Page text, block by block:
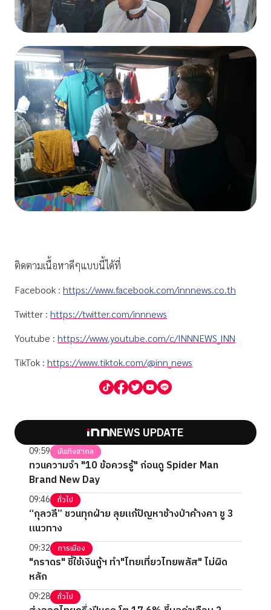
ติดตามเนื้อหาดีๆแบบนี้ได้ที่
Facebook : https://www.facebook.com/innnews.co.th
Twitter : https://twitter.com/innnews
Youtube : https://www.youtube.com/c/INNNEWS_INN
TikTok : https://www.tiktok.com/@inn_news
NEWS UPDATE
09:59 บันเทิงสากล
ทวนความจำ "10 ข้อควรรู้" ก่อนดู Spider Man
Brand New Day
09:46 ทั่วไป
“กุลวลี” ชวนทุกฝ่าย ลุยแก้ปัญหาช้างป่าค้างคา ชู 3
แนวทาง
09:32 การเมือง
"ภราดร" ชี้ใช้เงินกู้ฯ ทำ"ไทยเที่ยวไทยพลัส" ไม่ผิด
หลัก
09:28 ทั่วไป